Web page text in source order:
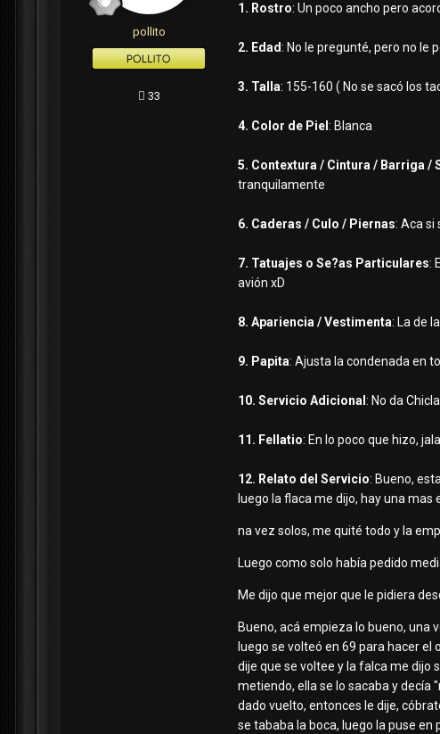
pollito
33
1. Rostro: Un poco ancho pero
2. Edad: No le pregunté, pero no le
3. Talla: 155-160 ( No se sacó los
4. Color de Piel : Blanca
5. Contextura / Cintura / Barriga /
tranquilamente
6. Caderas / Culo / Piernas: Aca si
7. Tatuajes o Se?as Particulares:
avión xD
8. Apariencia / Vestimenta: La de
9. Papita: Ajusta la condenada en
10. Servicio Adicional : No da
11. Fellatio: En lo poco que hizo,
12. Relato del Servicio: Bueno,
luego la flaca me dijo, hay una mas
na vez solos, me quité todo y la
Luego como solo había pedido
Me dijo que mejor que le pidiera
Bueno, acá empieza lo bueno, una
luego se volteó en 69 para hacer
dije que se voltee y la falca me dijo
metiendo, ella se lo sacaba y decía
dado vuelto, entonces le dije,
se tababa la boca, luego la puse